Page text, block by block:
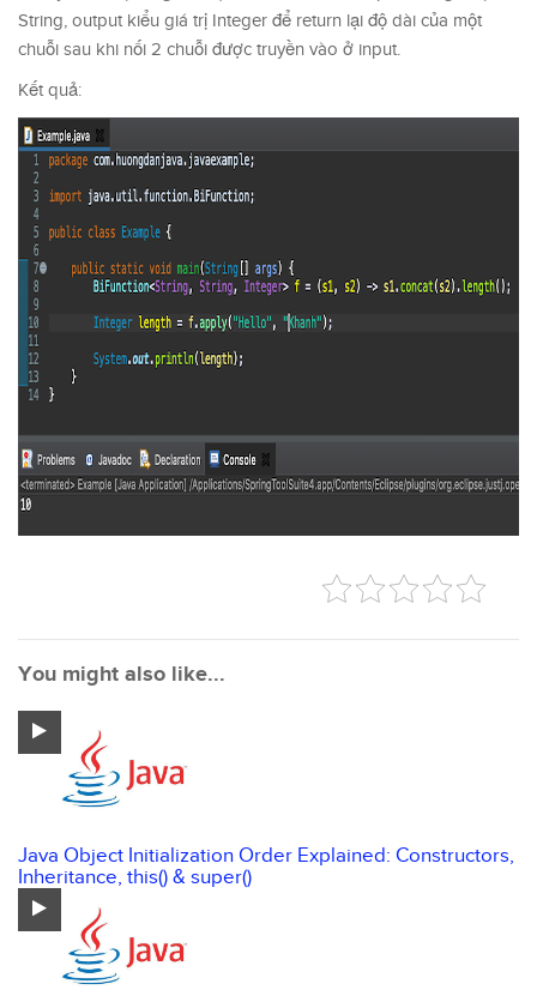
String, output kiểu giá trị Integer để return lại độ dài của một
chuỗi sau khi nối 2 chuỗi được truyền vào ở input.
Kết quả:
You might also like...
Java Object Initialization Order Explained: Constructors,
Inheritance, this() & super()